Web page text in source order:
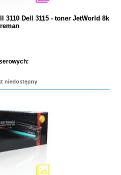
3110 Dell 3115 - toner JetWorld 8k
reman
niedostępny